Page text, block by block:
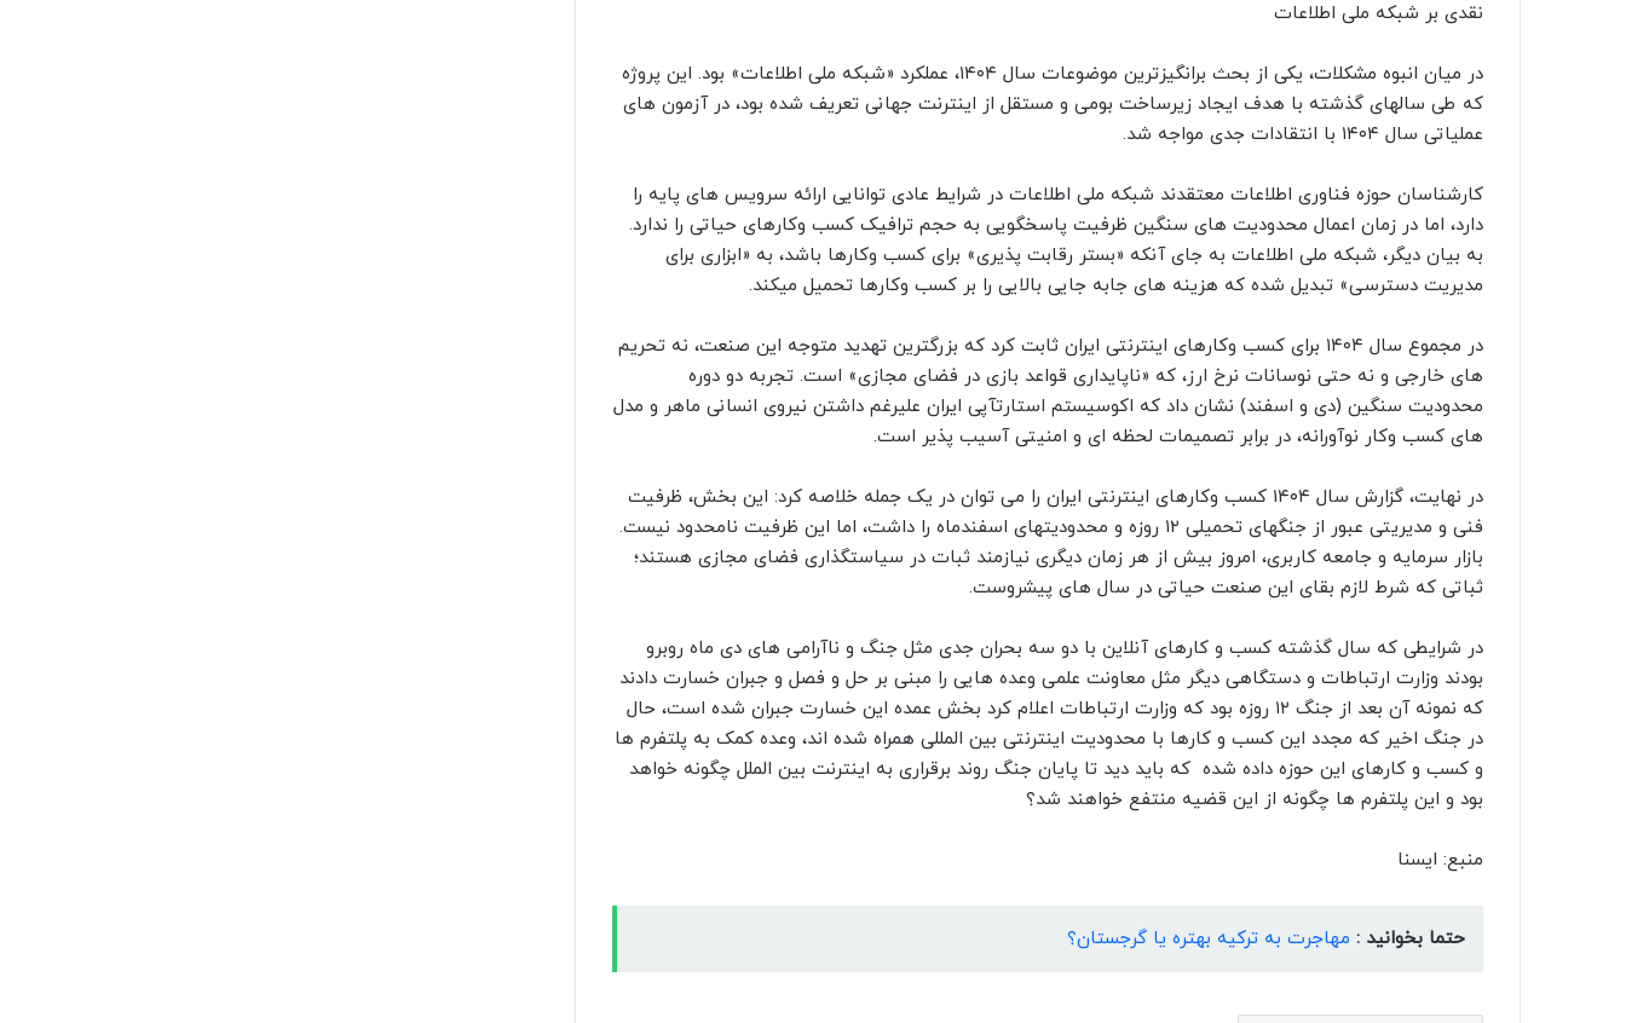
نقدی بر شبکه ملی اطلاعات
در میان انبوه مشکلات، یکی از بحث برانگیزترین موضوعات سال ۱۴۰۴، عملکرد «شبکه ملی اطلاعات» بود. این پروژه
که طی سالهای گذشته با هدف ایجاد زیرساخت بومی و مستقل از اینترنت جهانی تعریف شده بود، در آزمون های
عملیاتی سال ۱۴۰۴ با انتقادات جدی مواجه شد.
کارشناسان حوزه فناوری اطلاعات معتقدند شبکه ملی اطلاعات در شرایط عادی توانایی ارائه سرویس های پایه را
دارد، اما در زمان اعمال محدودیت های سنگین ظرفیت پاسخگویی به حجم ترافیک کسب وکارهای حیاتی را ندارد.
به بیان دیگر، شبکه ملی اطلاعات به جای آنکه «بستر رقابت پذیری» برای کسب وکارها باشد، به «ابزاری برای
مدیریت دسترسی» تبدیل شده که هزینه های جابه جایی بالایی را بر کسب وکارها تحمیل میکند.
در مجموع سال ۱۴۰۴ برای کسب وکارهای اینترنتی ایران ثابت کرد که بزرگترین تهدید متوجه این صنعت، نه تحریم
های خارجی و نه حتی نوسانات نرخ ارز، که «ناپایداری قواعد بازی در فضای مجازی» است. تجربه دو دوره
محدودیت سنگین (دی و اسفند) نشان داد که اکوسیستم استارتآپی ایران علیرغم داشتن نیروی انسانی ماهر و مدل
های کسب وکار نوآورانه، در برابر تصمیمات لحظه ای و امنیتی آسیب پذیر است.
در نهایت، گزارش سال ۱۴۰۴ کسب وکارهای اینترنتی ایران را می توان در یک جمله خلاصه کرد: این بخش، ظرفیت
فنی و مدیریتی عبور از جنگهای تحمیلی ۱۲ روزه و محدودیتهای اسفندماه را داشت، اما این ظرفیت نامحدود نیست.
بازار سرمایه و جامعه کاربری، امروز بیش از هر زمان دیگری نیازمند ثبات در سیاستگذاری فضای مجازی هستند؛
ثباتی که شرط لازم بقای این صنعت حیاتی در سال های پیشروست.
در شرایطی که سال گذشته کسب و کارهای آنلاین با دو سه بحران جدی مثل جنگ و ناآرامی های دی ماه روبرو
بودند وزارت ارتباطات و دستگاهی دیگر مثل معاونت علمی وعده هایی را مبنی بر حل و فصل و جبران خسارت دادند
که نمونه آن بعد از جنگ ۱۲ روزه بود که وزارت ارتباطات اعلام کرد بخش عمده این خسارت جبران شده است، حال
در جنگ اخیر که مجدد این کسب و کارها با محدودیت اینترنتی بین المللی همراه شده اند، وعده کمک به پلتفرم ها
و کسب و کارهای این حوزه داده شده که باید دید تا پایان جنگ روند برقراری به اینترنت بین الملل چگونه خواهد
بود و این پلتفرم ها چگونه از این قضیه منتفع خواهند شد؟
منبع: ایسنا
حتما بخوانید : مهاجرت به ترکیه بهتره یا گرجستان؟